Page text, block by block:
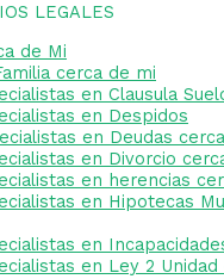
LEGALES
de Mi
cerca de mi
en Clausula
en Despidos
en Deudas
en Divorcio
en herencias
en Hipotecas
en
en Ley 2